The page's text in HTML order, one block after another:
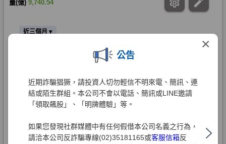
×
公告
近期詐騙猖獗，請投資人切勿輕信不明來電、簡訊、連
結或陌生群組。本公司不會以電話、簡訊或LINE邀請
「領取飆股」、「明牌體驗」等。
如果您發現社群媒體中有任何假借本公司名義之行為，
請洽本公司反詐騙專線(02)35181165或客服信箱反